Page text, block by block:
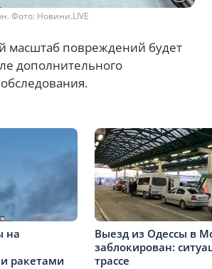
Фото: Новини.LIVE
масштаб повреждений будет
дополнительного
обследования.
на
ракетами
Выезд из Одессы в
заблокирован:
трассе